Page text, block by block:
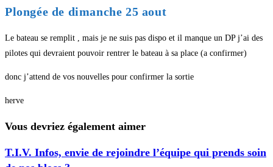
Plongée de dimanche 25 aout
Le bateau se remplit , mais je ne suis pas dispo et il manque un DP j’ai des
pilotes qui devraient pouvoir rentrer le bateau à sa place (a confirmer)
donc j’attend de vos nouvelles pour confirmer la sortie
herve
Vous devriez également aimer
T.I.V. Infos, envie de rejoindre l’équipe qui prends soin